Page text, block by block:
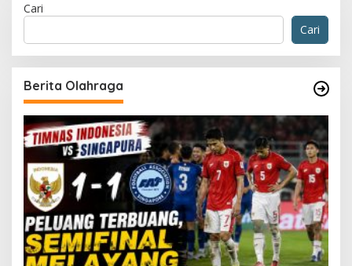
Cari
Cari
Berita Olahraga